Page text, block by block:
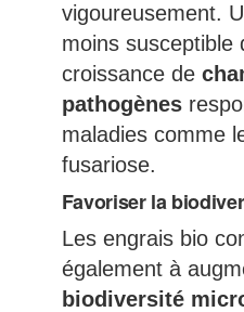
vigoureusement.
moins susceptible
croissance de
pathogènes
maladies comme
fusariose.
Favoriser la
Les engrais bio
également à
biodiversité